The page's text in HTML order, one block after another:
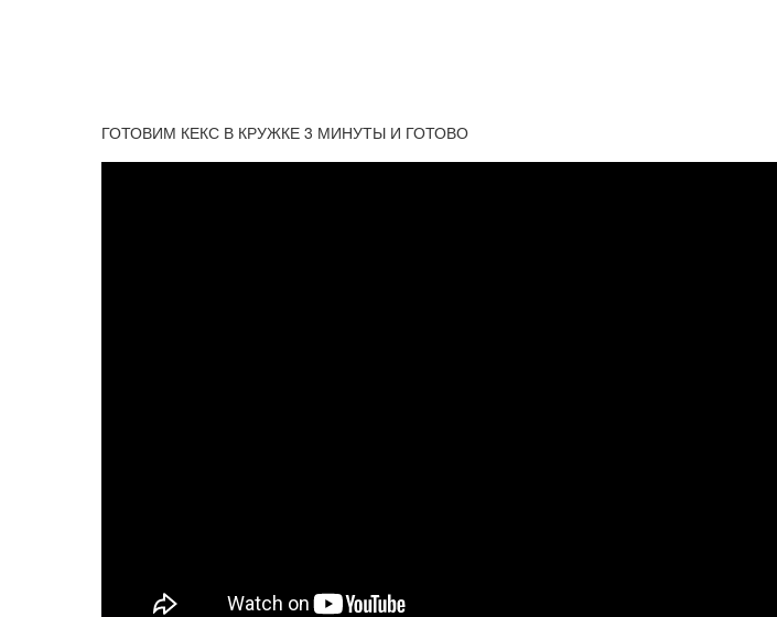
ГОТОВИМ КЕКС В КРУЖКЕ 3 МИНУТЫ И ГОТОВО